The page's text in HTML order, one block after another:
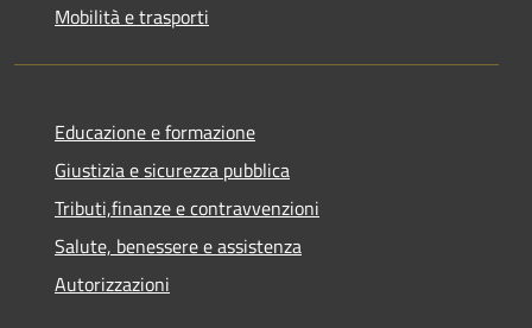
Mobilità e trasporti
Educazione e formazione
Giustizia e sicurezza pubblica
Tributi,finanze e contravvenzioni
Salute, benessere e assistenza
Autorizzazioni